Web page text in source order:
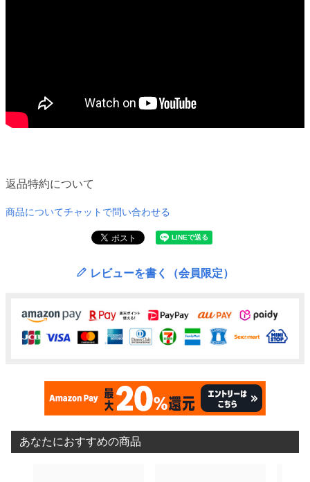
返品特約について
商品についてチャットで問い合わせる
レビューを書く（会員限定）
あなたにおすすめの商品